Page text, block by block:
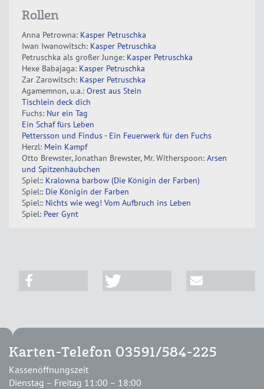
Rollen
Anna Petrowna: Kasper Petruschka
Iwan Iwanowitsch: Kasper Petruschka
Petruschka als großer Junge: Kasper Petruschka
Hexe Babajaga: Kasper Petruschka
Zar Zarowitsch: Kasper Petruschka
Agamemnon, u.a.: Orest aus Stein
Tischlein deck dich
Fuchs: Nur ein Tag
Ein Schaf fürs Leben
Pettersson und Findus - Ein Feuerwerk für den Fuchs
Herzl: Mein Kampf
Otto Brewster, Jonathan Brewster, Mr. Witherspoon: Arsen
und Spitzenhäubchen
Spiel:: Kralowna barbow (Die Königin der Farben)
Spiel:: Die Königin der Farben
Spiel:: Nichts wie weg! Vom Aufbruch ins Leben
Spiel: Peer Gynt
Karten-Telefon 03591/584-225
Kassenöffnungszeit
Dienstag – Freitag 11:00 – 18:00